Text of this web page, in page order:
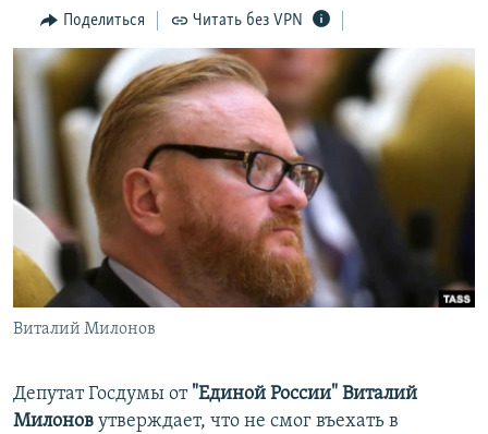
Вернутся
поиску
ИНТЕРАКТИВ
ИНФОГРАФИКА
ТЕЛЕПРОЕКТ КРЫМ.РЕАЛИИ
СОВЕТЫ ПРАВОЗАЩИТНИКОВ
ПРОПАВШИЕ БЕЗ ВЕСТИ
ПОБЕДИТЕЛЕЙ НЕ СУДЯТ?
КРЫМ.НЕПОКОРЕННЫЙ
ELIFBE
УКРАИНСКАЯ ПРОБЛЕМА КРЫМА
РАДІО СВОБОДА
КАК ОБОЙТИ БЛОКИРОВКУ
Українською
Qırımtatar
ПРИСОЕДИНЯЙТЕСЬ!
Поделиться Читать без VPN
Виталий Милонов
Депутат Госдумы от "Единой России" Виталий
Милонов утверждает, что не смог въехать в